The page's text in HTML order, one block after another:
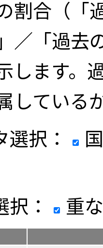
割合（「
／「過去
します。
している
択：
：
重